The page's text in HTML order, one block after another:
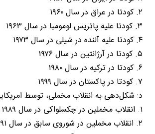
۲. کودتا در عراق در سال ۱۹۶۰
۳. کودتا علیه پاتریس لومومبا در سال ۱۹۶۳
۴. کودتا علیه آلنده در شیلی در سال ۱۹۷۳
۵. کودتا در آرژانتین در سال ۱۹۷۶
۶. کودتا در ترکیه در سال ۱۹۸۰
۷. کودتا در پاکستان در سال ۱۹۹۹
د: شکل‌دهی به انقلاب مخملی، توسط
۱. انقلاب مخملین در چکسلواکی در سال ۱۹۸۹
۲. انقلاب مخملین در شوروی سابق در سال ۱۹۹۱